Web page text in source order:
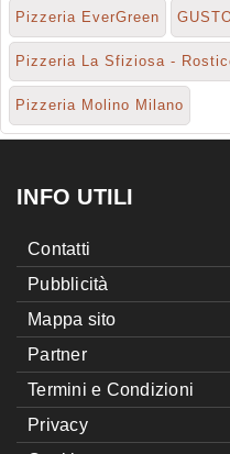
Pizzeria EverGreen
Pizzeria La Sfiziosa -
Pizzeria Molino Milano
INFO UTILI
Contatti
Pubblicità
Mappa sito
Partner
Termini e Condizioni
Privacy